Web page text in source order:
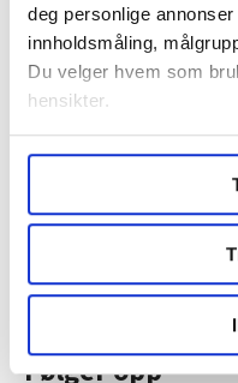
deg personlige
innholdsmåling,
Du velger hvem som
hensikter.
Undermer infokan du
data behandles og
brukes. Du kan hele
samtykke fra
LO Medias
og fontene.no bruker
lære hvordan våre
– Volden er like
en sykdom,
Åpen adresse
Krisesenteret
ansatte med ulik
utdanning. De
fra nesten alle
På
Følger opp